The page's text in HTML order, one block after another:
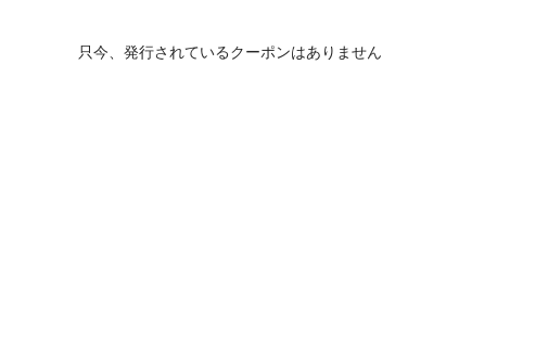
只今、発行されているクーポンはありません